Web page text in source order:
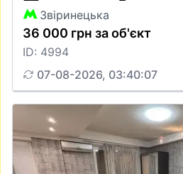
Звіринецька
36 000 грн за об'єкт
ID: 4994
07-08-2026, 03:40:07